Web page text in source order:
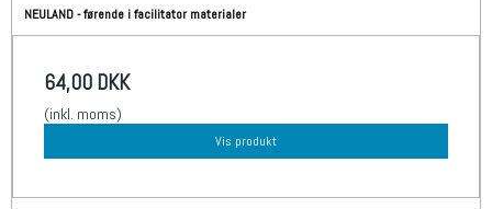
NEULAND - førende i facilitator materialer
64,00 DKK
(inkl. moms)
Vis produkt